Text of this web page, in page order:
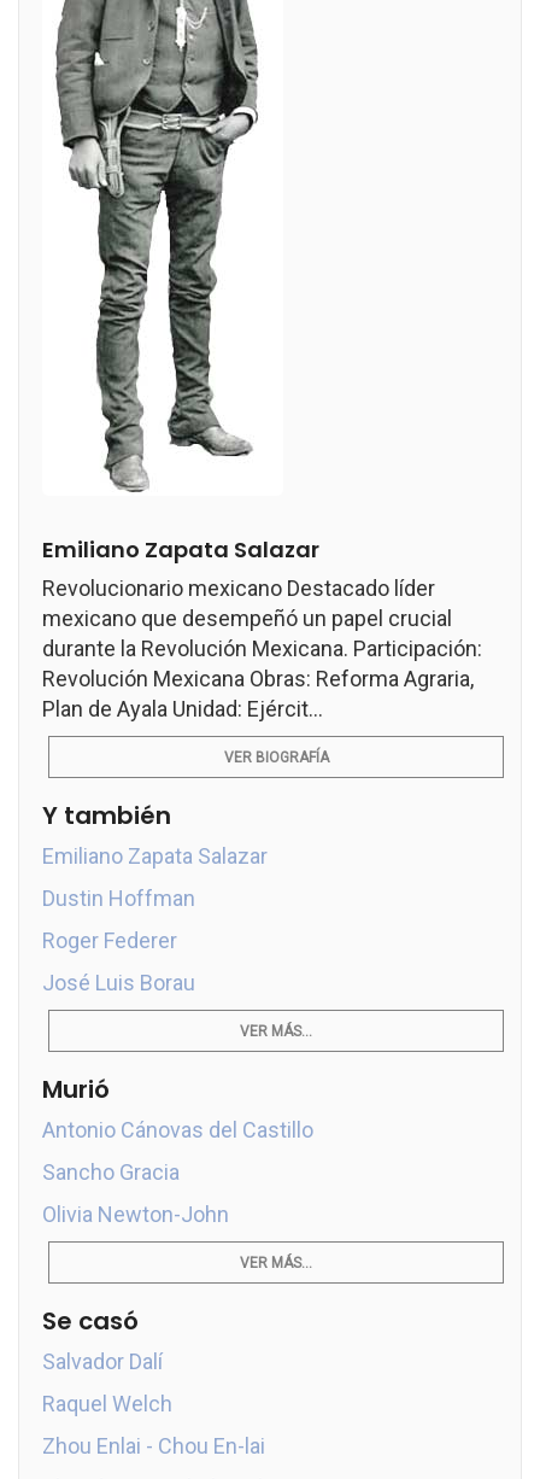
Emiliano Zapata Salazar
Revolucionario mexicano Destacado líder
mexicano que desempeñó un papel crucial
durante la Revolución Mexicana. Participación:
Revolución Mexicana Obras: Reforma Agraria,
Plan de Ayala Unidad: Ejércit...
VER BIOGRAFÍA
Y también
Emiliano Zapata Salazar
Dustin Hoffman
Roger Federer
José Luis Borau
VER MÁS...
Murió
Antonio Cánovas del Castillo
Sancho Gracia
Olivia Newton-John
VER MÁS...
Se casó
Salvador Dalí
Raquel Welch
Zhou Enlai - Chou En-lai